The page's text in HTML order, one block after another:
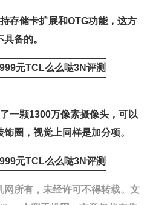
储卡扩展和OTG功能，这方
备的。
颗1300万像素摄像头，可以
圈，视觉上同样是加分项。
网所有，未经许可不得转载。文